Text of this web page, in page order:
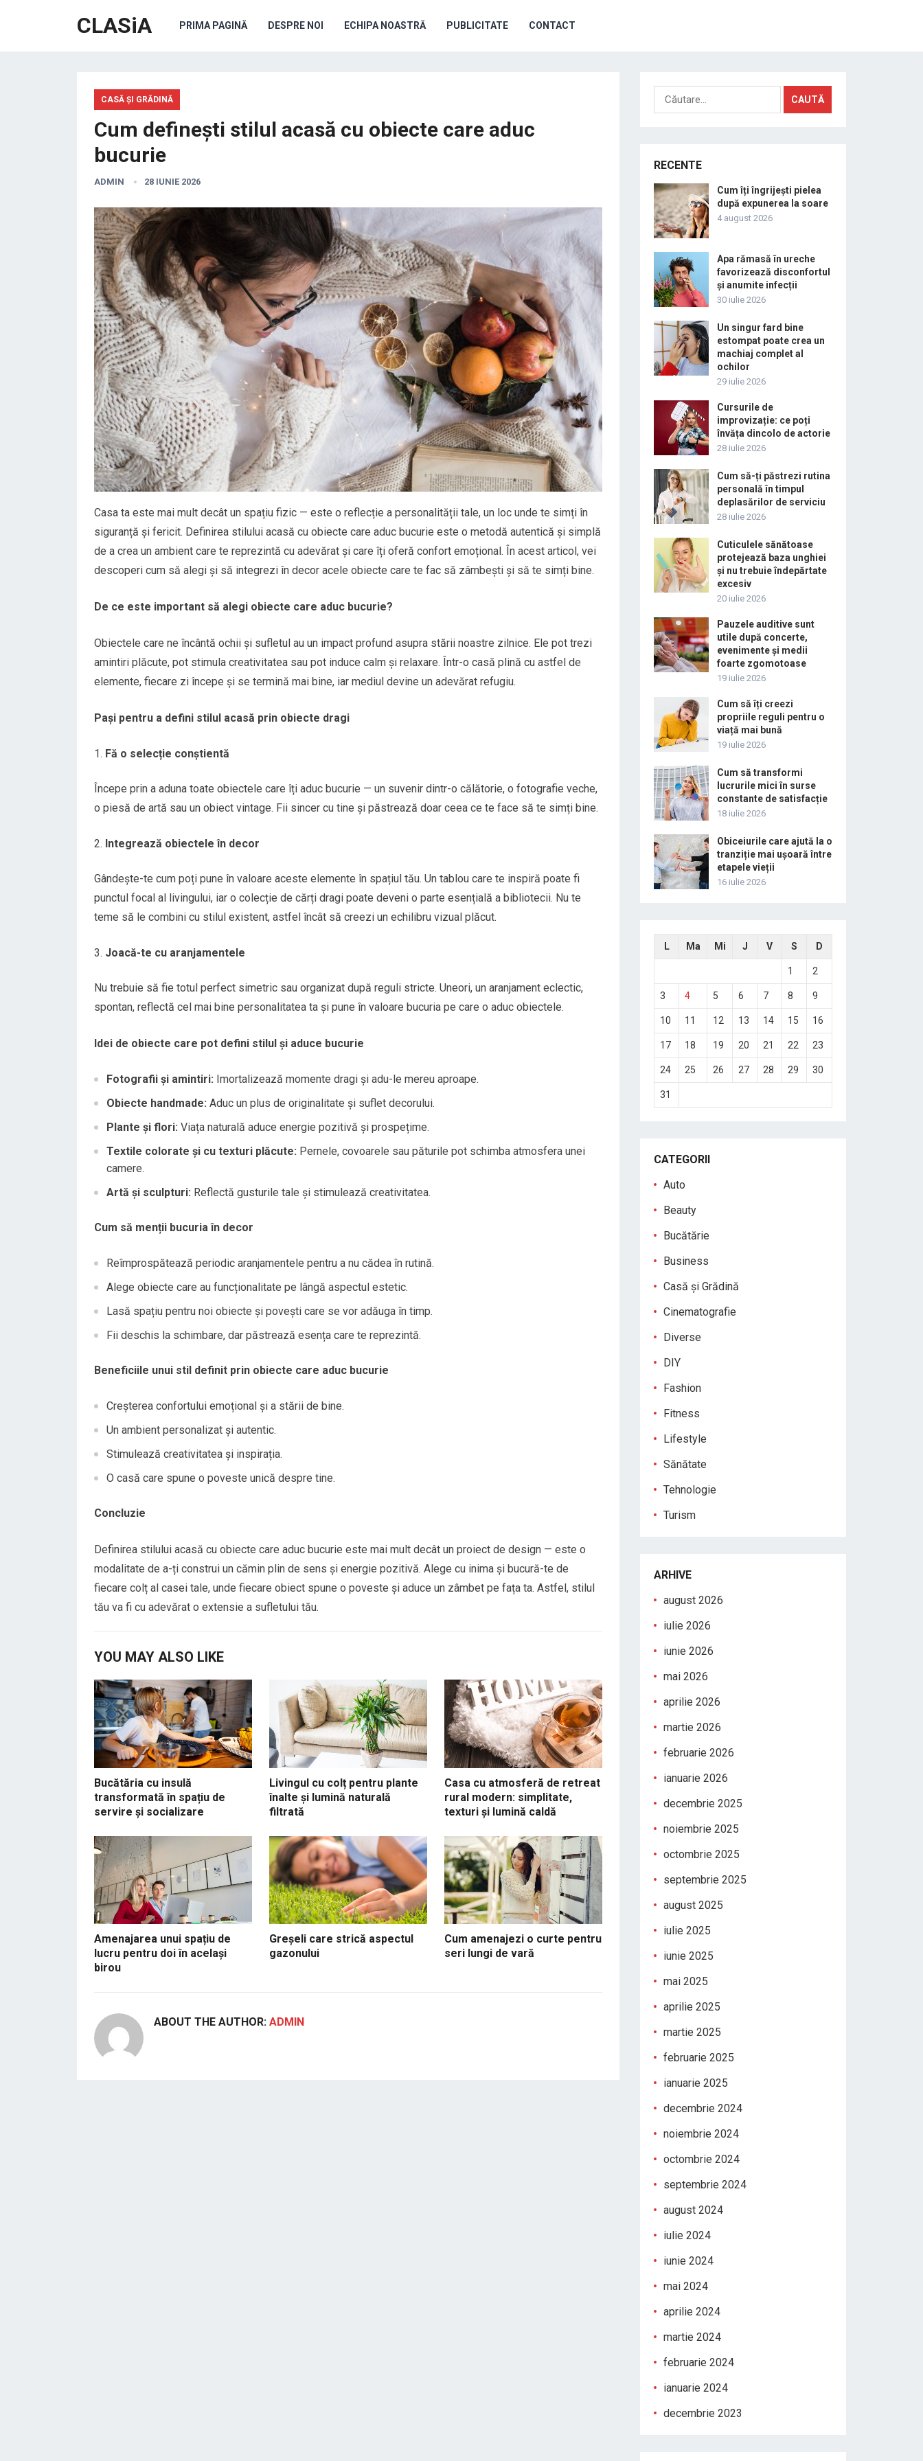
CLASiA PRIMA PAGINĂ DESPRE NOI ECHIPA NOASTRĂ PUBLICITATE CONTACT
CASĂ ȘI GRĂDINĂ
Cum definești stilul acasă cu obiecte care aduc
bucurie
ADMIN 28 IUNIE 2026
Casa ta este mai mult decât un spațiu fizic — este o reflecție a personalității tale, un loc unde te simți în
siguranță și fericit. Definirea stilului acasă cu obiecte care aduc bucurie este o metodă autentică și simplă
de a crea un ambient care te reprezintă cu adevărat și care îți oferă confort emoțional. În acest articol, vei
descoperi cum să alegi și să integrezi în decor acele obiecte care te fac să zâmbești și să te simți bine.
De ce este important să alegi obiecte care aduc bucurie?
Obiectele care ne încântă ochii și sufletul au un impact profund asupra stării noastre zilnice. Ele pot trezi
amintiri plăcute, pot stimula creativitatea sau pot induce calm și relaxare. Într-o casă plină cu astfel de
elemente, fiecare zi începe și se termină mai bine, iar mediul devine un adevărat refugiu.
Pași pentru a defini stilul acasă prin obiecte dragi
Fă o selecție conștientă
Începe prin a aduna toate obiectele care îți aduc bucurie — un suvenir dintr-o călătorie, o fotografie veche,
o piesă de artă sau un obiect vintage. Fii sincer cu tine și păstrează doar ceea ce te face să te simți bine.
Integrează obiectele în decor
Gândește-te cum poți pune în valoare aceste elemente în spațiul tău. Un tablou care te inspiră poate fi
punctul focal al livingului, iar o colecție de cărți dragi poate deveni o parte esențială a bibliotecii. Nu te
teme să le combini cu stilul existent, astfel încât să creezi un echilibru vizual plăcut.
Joacă-te cu aranjamentele
Nu trebuie să fie totul perfect simetric sau organizat după reguli stricte. Uneori, un aranjament eclectic,
spontan, reflectă cel mai bine personalitatea ta și pune în valoare bucuria pe care o aduc obiectele.
Idei de obiecte care pot defini stilul și aduce bucurie
Fotografii și amintiri: Imortalizează momente dragi și adu-le mereu aproape.
Obiecte handmade: Aduc un plus de originalitate și suflet decorului.
Plante și flori: Viața naturală aduce energie pozitivă și prospețime.
Textile colorate și cu texturi plăcute: Pernele, covoarele sau păturile pot schimba atmosfera unei
camere.
Artă și sculpturi: Reflectă gusturile tale și stimulează creativitatea.
Cum să menții bucuria în decor
Reîmprospătează periodic aranjamentele pentru a nu cădea în rutină.
Alege obiecte care au funcționalitate pe lângă aspectul estetic.
Lasă spațiu pentru noi obiecte și povești care se vor adăuga în timp.
Fii deschis la schimbare, dar păstrează esența care te reprezintă.
Beneficiile unui stil definit prin obiecte care aduc bucurie
Creșterea confortului emoțional și a stării de bine.
Un ambient personalizat și autentic.
Stimulează creativitatea și inspirația.
O casă care spune o poveste unică despre tine.
Concluzie
Definirea stilului acasă cu obiecte care aduc bucurie este mai mult decât un proiect de design — este o
modalitate de a-ți construi un cămin plin de sens și energie pozitivă. Alege cu inima și bucură-te de
fiecare colț al casei tale, unde fiecare obiect spune o poveste și aduce un zâmbet pe fața ta. Astfel, stilul
tău va fi cu adevărat o extensie a sufletului tău.
YOU MAY ALSO LIKE
Bucătăria cu insulă
transformată în spațiu de
servire și socializare
Livingul cu colț pentru plante
înalte și lumină naturală
filtrată
Casa cu atmosferă de retreat
rural modern: simplitate,
texturi și lumină caldă
Amenajarea unui spațiu de
lucru pentru doi în același
birou
Greșeli care strică aspectul
gazonului
Cum amenajezi o curte pentru
seri lungi de vară
ABOUT THE AUTHOR: ADMIN
Caută
după:
RECENTE
Cum îți îngrijești pielea
după expunerea la soare
4 august 2026
Apa rămasă în ureche
favorizează disconfortul
și anumite infecții
30 iulie 2026
Un singur fard bine
estompat poate crea un
machiaj complet al
ochilor
29 iulie 2026
Cursurile de
improvizație: ce poți
învăța dincolo de actorie
28 iulie 2026
Cum să-ți păstrezi rutina
personală în timpul
deplasărilor de serviciu
28 iulie 2026
Cuticulele sănătoase
protejează baza unghiei
și nu trebuie îndepărtate
excesiv
20 iulie 2026
Pauzele auditive sunt
utile după concerte,
evenimente și medii
foarte zgomotoase
19 iulie 2026
Cum să îți creezi
propriile reguli pentru o
viață mai bună
19 iulie 2026
Cum să transformi
lucrurile mici în surse
constante de satisfacție
18 iulie 2026
Obiceiurile care ajută la o
tranziție mai ușoară între
etapele vieții
16 iulie 2026
L Ma Mi J V S D
1 2
3 4 5 6 7 8 9
10 11 12 13 14 15 16
17 18 19 20 21 22 23
24 25 26 27 28 29 30
31
CATEGORII
Auto
Beauty
Bucătărie
Business
Casă și Grădină
Cinematografie
Diverse
DIY
Fashion
Fitness
Lifestyle
Sănătate
Tehnologie
Turism
ARHIVE
august 2026
iulie 2026
iunie 2026
mai 2026
aprilie 2026
martie 2026
februarie 2026
ianuarie 2026
decembrie 2025
noiembrie 2025
octombrie 2025
septembrie 2025
august 2025
iulie 2025
iunie 2025
mai 2025
aprilie 2025
martie 2025
februarie 2025
ianuarie 2025
decembrie 2024
noiembrie 2024
octombrie 2024
septembrie 2024
august 2024
iulie 2024
iunie 2024
mai 2024
aprilie 2024
martie 2024
februarie 2024
ianuarie 2024
decembrie 2023